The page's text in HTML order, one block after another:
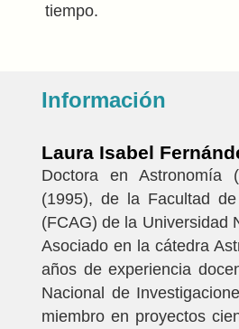
tiempo.
Información
Laura Isabel
Doctora en Astronomía
(1995), de la Facultad
(FCAG) de la Universidad
Asociado en la cátedra
años de experiencia
Nacional de
miembro en proyectos